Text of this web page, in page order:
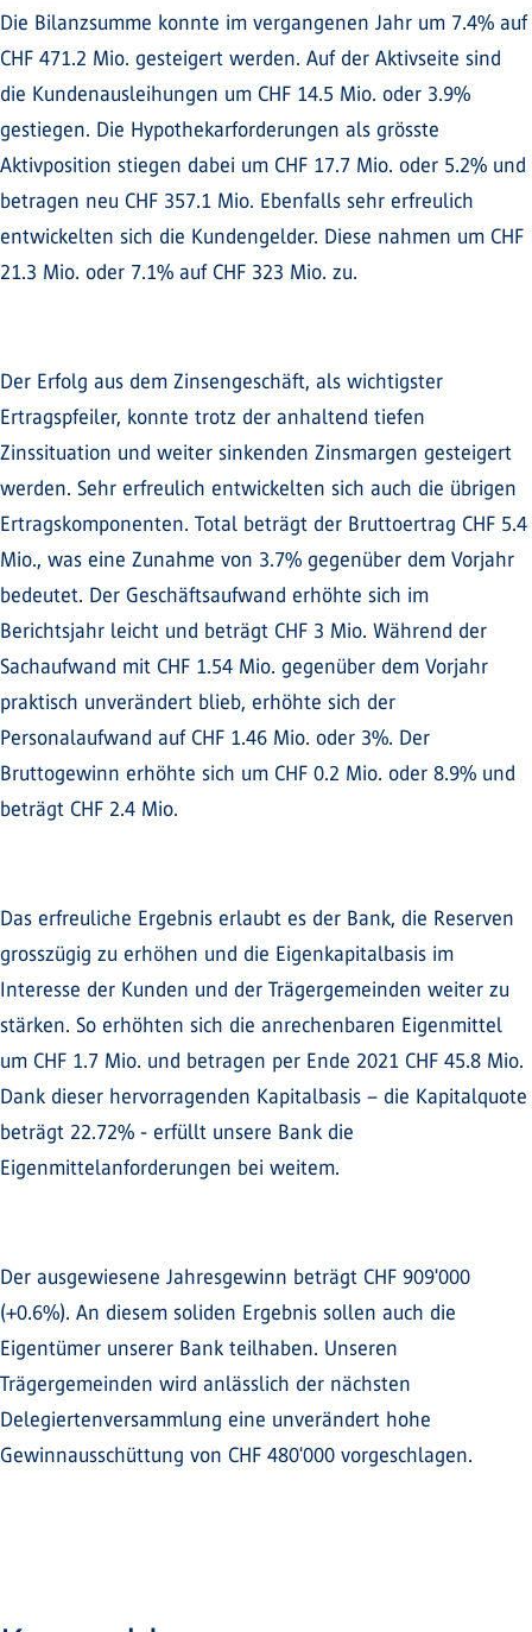
Die Bilanzsumme konnte im vergangenen Jahr um 7.4% auf
CHF 471.2 Mio. gesteigert werden. Auf der Aktivseite sind
die Kundenausleihungen um CHF 14.5 Mio. oder 3.9%
gestiegen. Die Hypothekarforderungen als grösste
Aktivposition stiegen dabei um CHF 17.7 Mio. oder 5.2% und
betragen neu CHF 357.1 Mio. Ebenfalls sehr erfreulich
entwickelten sich die Kundengelder. Diese nahmen um CHF
21.3 Mio. oder 7.1% auf CHF 323 Mio. zu.
Der Erfolg aus dem Zinsengeschäft, als wichtigster
Ertragspfeiler, konnte trotz der anhaltend tiefen
Zinssituation und weiter sinkenden Zinsmargen gesteigert
werden. Sehr erfreulich entwickelten sich auch die übrigen
Ertragskomponenten. Total beträgt der Bruttoertrag CHF 5.4
Mio., was eine Zunahme von 3.7% gegenüber dem Vorjahr
bedeutet. Der Geschäftsaufwand erhöhte sich im
Berichtsjahr leicht und beträgt CHF 3 Mio. Während der
Sachaufwand mit CHF 1.54 Mio. gegenüber dem Vorjahr
praktisch unverändert blieb, erhöhte sich der
Personalaufwand auf CHF 1.46 Mio. oder 3%. Der
Bruttogewinn erhöhte sich um CHF 0.2 Mio. oder 8.9% und
beträgt CHF 2.4 Mio.
Das erfreuliche Ergebnis erlaubt es der Bank, die Reserven
grosszügig zu erhöhen und die Eigenkapitalbasis im
Interesse der Kunden und der Trägergemeinden weiter zu
stärken. So erhöhten sich die anrechenbaren Eigenmittel
um CHF 1.7 Mio. und betragen per Ende 2021 CHF 45.8 Mio.
Dank dieser hervorragenden Kapitalbasis – die Kapitalquote
beträgt 22.72% - erfüllt unsere Bank die
Eigenmittelanforderungen bei weitem.
Der ausgewiesene Jahresgewinn beträgt CHF 909'000
(+0.6%). An diesem soliden Ergebnis sollen auch die
Eigentümer unserer Bank teilhaben. Unseren
Trägergemeinden wird anlässlich der nächsten
Delegiertenversammlung eine unverändert hohe
Gewinnausschüttung von CHF 480'000 vorgeschlagen.